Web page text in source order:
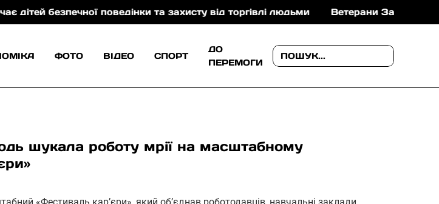
поведінки та захисту від торгівлі людьми Ветерани Закарпаття можуть
ФОТО ВІДЕО СПОРТ
ДО
ПЕРЕМОГИ
шукала роботу мрії на масштабному